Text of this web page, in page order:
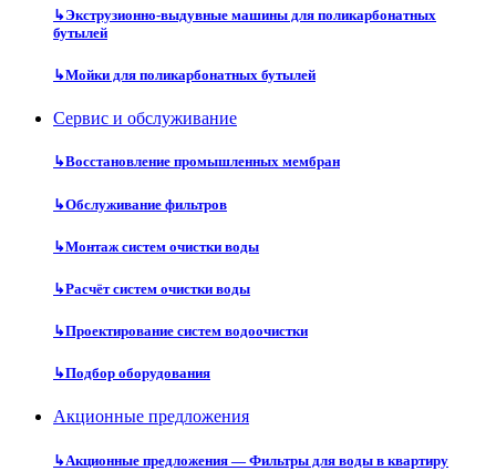
↳Экструзионно-выдувные машины для поликарбонатных
бутылей
↳Мойки для поликарбонатных бутылей
Сервис и обслуживание
↳Восстановление промышленных мембран
↳Обслуживание фильтров
↳Монтаж систем очистки воды
↳Расчёт систем очистки воды
↳Проектирование систем водоочистки
↳Подбор оборудования
Акционные предложения
↳Акционные предложения — Фильтры для воды в квартиру